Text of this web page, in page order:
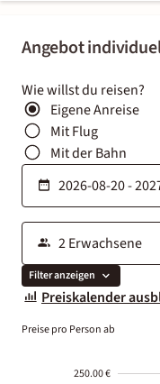
Angebot
Wie willst du reisen?
Eigene Anreise
Mit Flug
Mit der Bahn
Filter anzeigen
Preiskalender
Preise pro Person ab
250.00 €